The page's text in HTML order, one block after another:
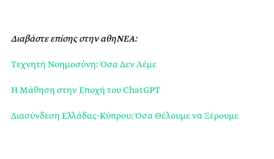
Διαβάστε επίσης στην αθηΝΕΑ:
Τεχνητή Νοημοσύνη: Όσα Δεν Λέμε
Η Μάθηση στην Εποχή του ChatGPT
Διασύνδεση Ελλάδας-Κύπρου: Όσα Θέλουμε να Ξέρουμε